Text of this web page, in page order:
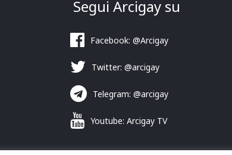
Segui Arcigay su
Facebook: @Arcigay
Twitter: @arcigay
Telegram: @arcigay
Youtube: Arcigay TV